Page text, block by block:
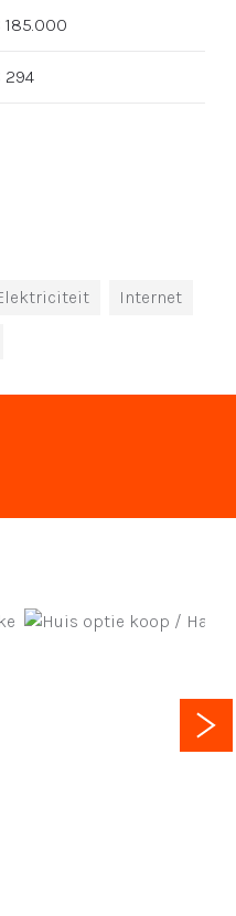
185.000
294
Internet